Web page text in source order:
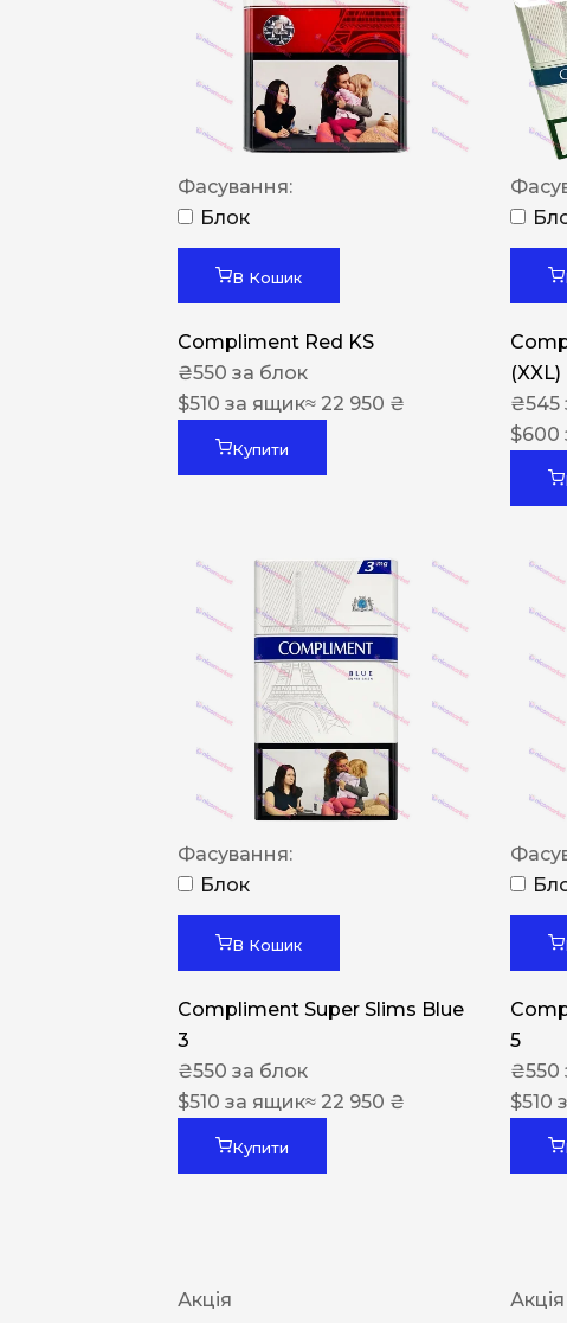
Фасування:
Блок
В Кошик
Compliment Red KS
₴550 за блок
$510 за ящик≈ 22 950 ₴
Купити
(XXL)
₴545
$600
Фасування:
Блок
В Кошик
Compliment Super Slims Blue
3
₴550 за блок
$510 за ящик≈ 22 950 ₴
Купити
5
₴550
$510
Акція Акція